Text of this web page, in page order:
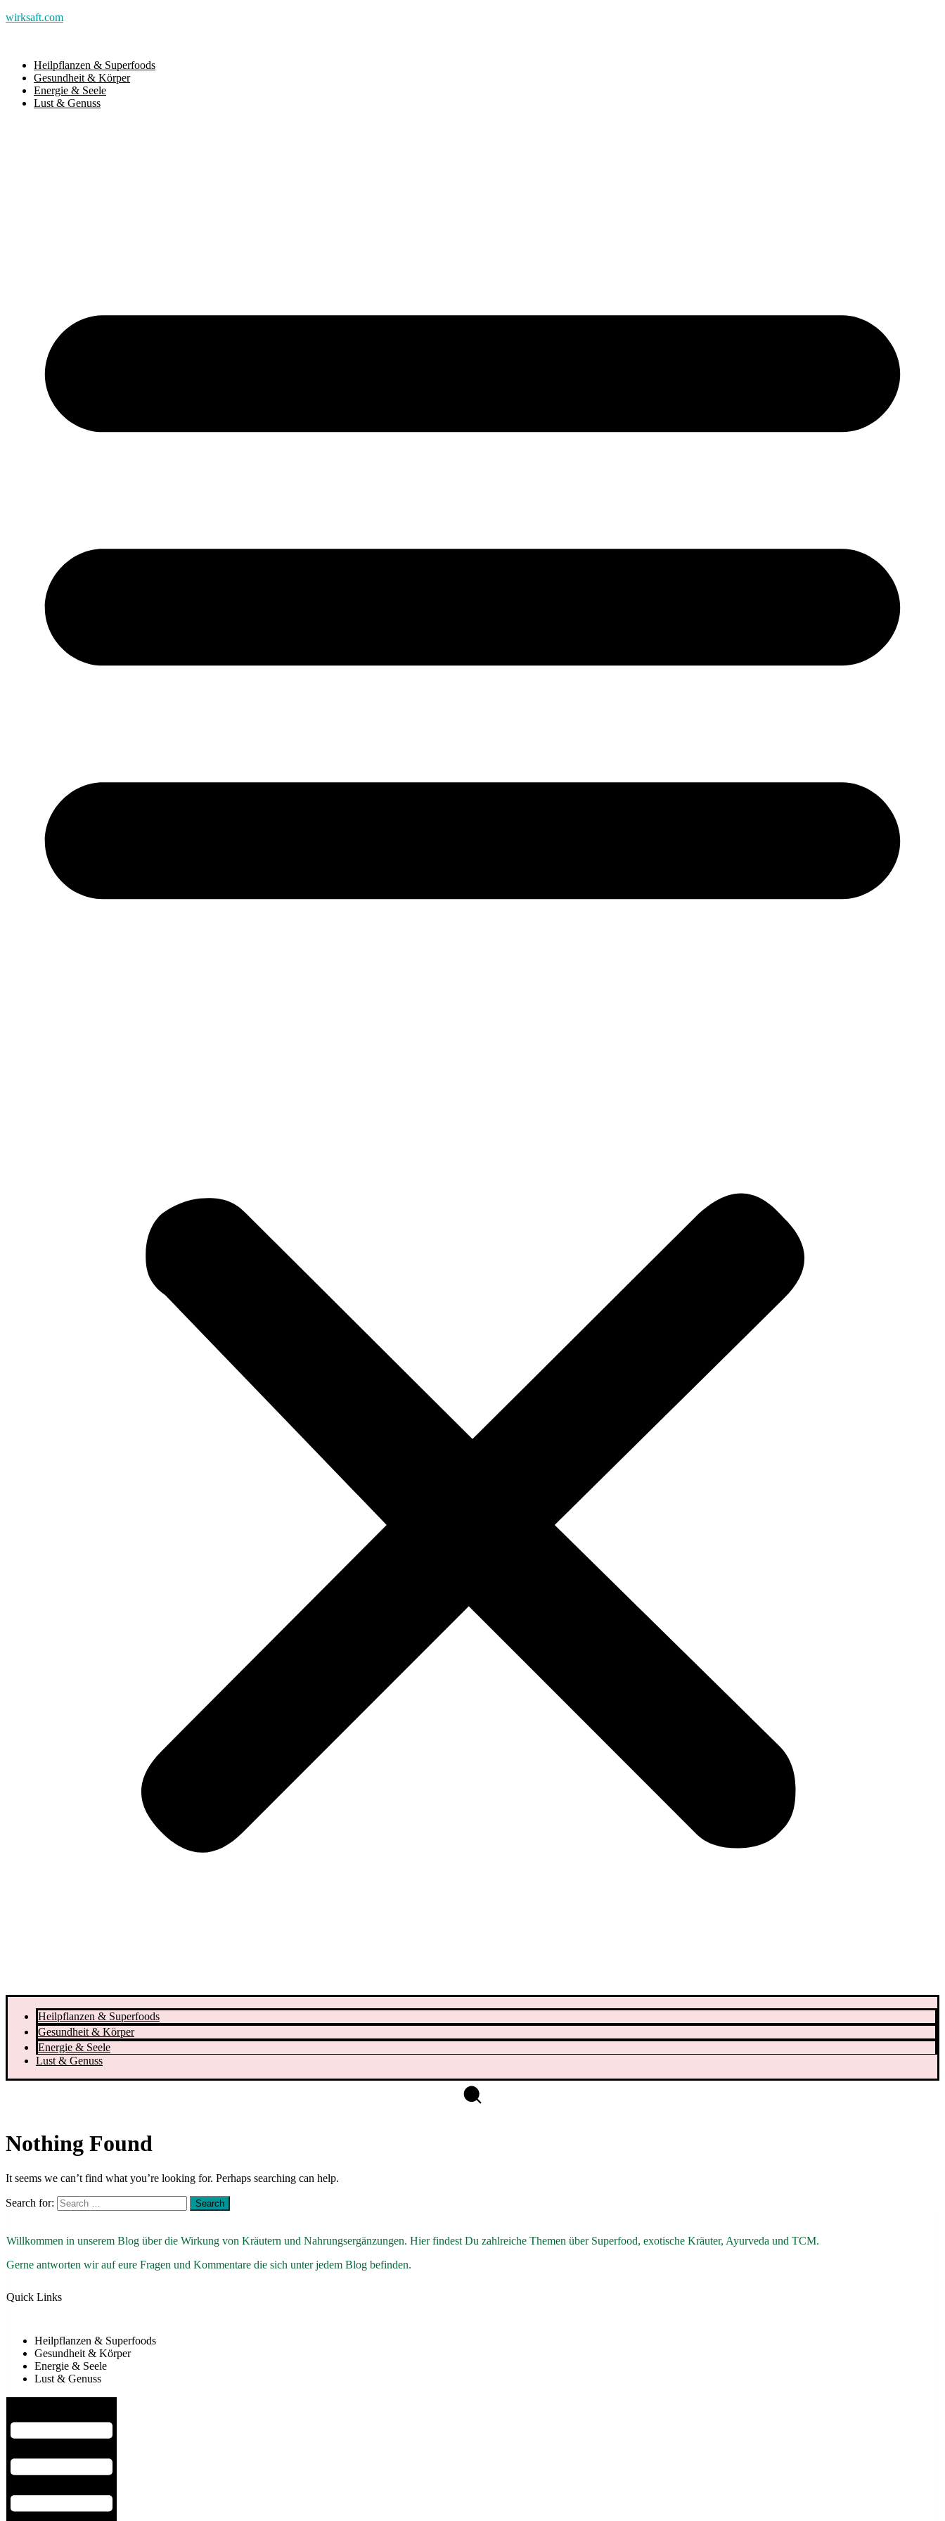
wirksaft.com
Heilpflanzen & Superfoods
Gesundheit & Körper
Energie & Seele
Lust & Genuss
Heilpflanzen & Superfoods
Gesundheit & Körper
Energie & Seele
Lust & Genuss
Nothing Found
It seems we can’t find what you’re looking for. Perhaps searching can help.
Search for:
Willkommen in unserem Blog über die Wirkung von Kräutern und Nahrungsergänzungen. Hier findest Du zahlreiche Themen über Superfood, exotische Kräuter, Ayurveda und TCM.
Gerne antworten wir auf eure Fragen und Kommentare die sich unter jedem Blog befinden.
Quick Links
Heilpflanzen & Superfoods
Gesundheit & Körper
Energie & Seele
Lust & Genuss